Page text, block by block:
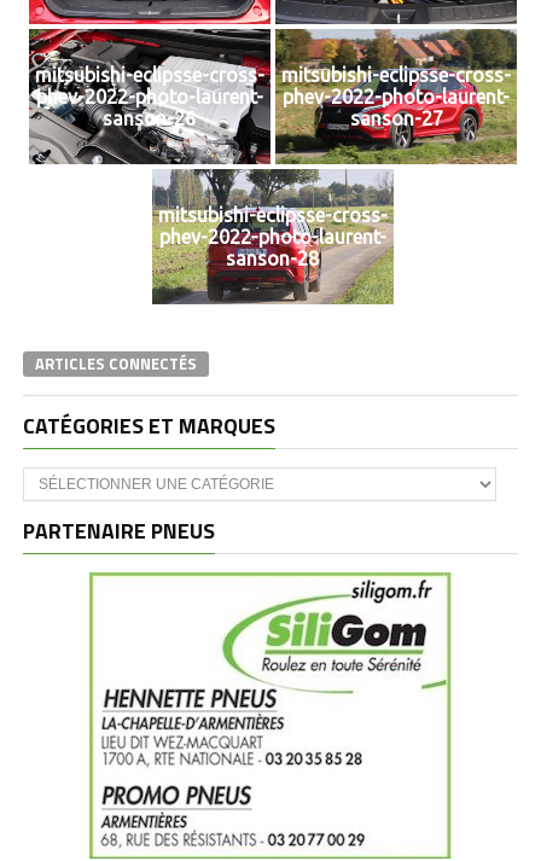
mitsubishi-eclipsse-cross-
phev-2022-photo-laurent-
sanson-26
mitsubishi-eclipsse-cross-
phev-2022-photo-laurent-
sanson-27
mitsubishi-eclipsse-cross-
phev-2022-photo-laurent-
sanson-28
ARTICLES CONNECTÉS
CATÉGORIES ET MARQUES
Catégories
et
PARTENAIRE PNEUS